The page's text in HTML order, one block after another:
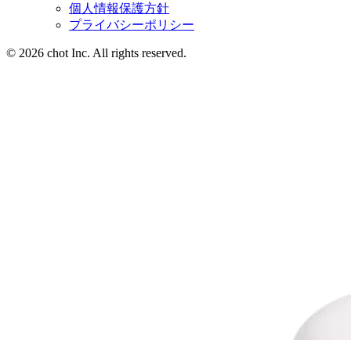
個人情報保護方針
プライバシーポリシー
© 2026 chot Inc. All rights reserved.